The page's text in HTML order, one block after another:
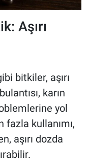
Aşırı
bitkiler, aşırı
karın
yol
kullanımı,
aşırı dozda